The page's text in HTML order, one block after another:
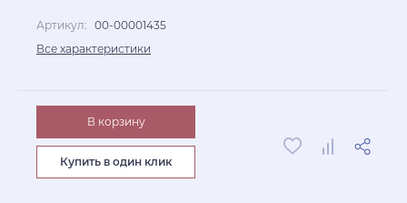
Артикул: 00-00001435
Все характеристики
В корзину
Купить в один клик